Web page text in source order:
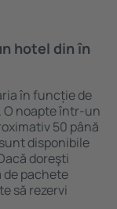
hotel din în
în funcție de
O noapte într-un
50 până
disponibile
doreşti
pachete
să rezervi